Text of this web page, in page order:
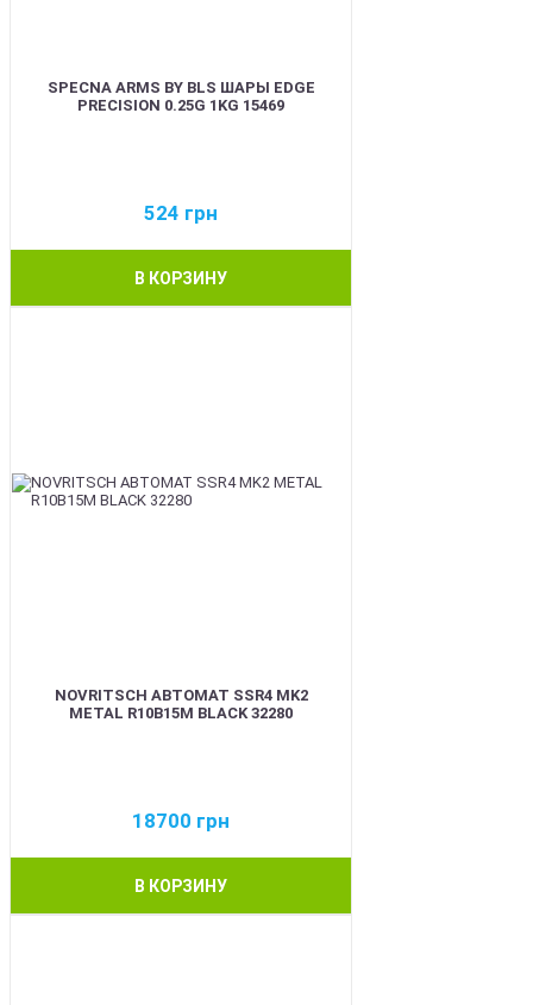
SPECNA ARMS BY BLS ШАРЫ EDGE
PRECISION 0.25G 1KG 15469
524 грн
В КОРЗИНУ
NOVRITSCH АВТОМАТ SSR4 MK2
METAL R10B15M BLACK 32280
18700 грн
В КОРЗИНУ